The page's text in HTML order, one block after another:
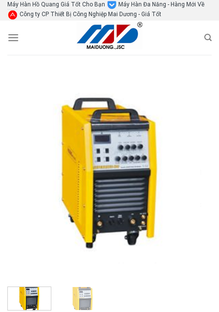
SkipMáy Hàn Hồ Quang Giá Tốt Cho Bạn
Máy Hàn Đa Năng - Hàng Mới Về
Công ty CP Thiết Bị Công Nghiệp Mai Dương - Giá Tốt